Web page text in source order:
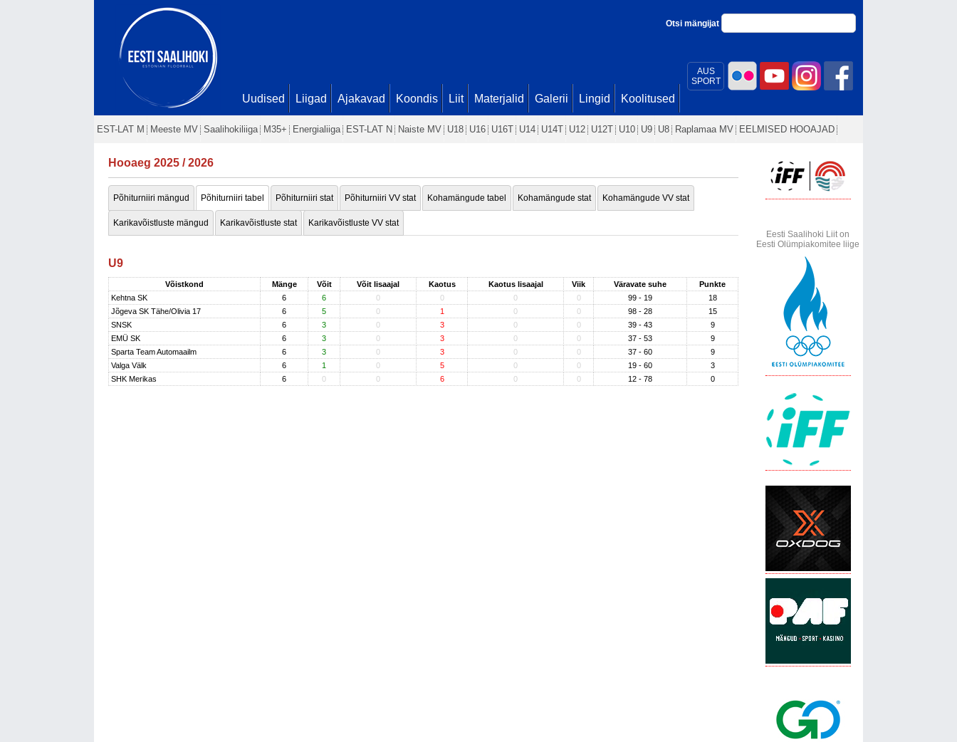
AUS
SPORT
Otsi mängijat
Uudised Liigad Ajakavad Koondis Liit Materjalid Galerii Lingid Koolitused
EST-LAT M Meeste MV Saalihokiliiga M35+ Energialiiga EST-LAT N Naiste MV U18 U16 U16T U14 U14T U12 U12T U10 U9 U8 Raplamaa MV EELMISED HOOAJAD
Hooaeg 2025 / 2026
Põhiturniiri mängud Põhiturniiri tabel Põhiturniiri stat Põhiturniiri VV stat Kohamängude tabel Kohamängude stat Kohamängude VV stat
Karikavõistluste mängud Karikavõistluste stat Karikavõistluste VV stat
U9
Võistkond Mänge Võit Võit lisaajal Kaotus Kaotus lisaajal Viik Väravate suhe
Punkte
Kehtna SK
6 6 0 0 0 0 99 - 19
18
Jõgeva SK Tähe/Olivia 17
6 5 0 1 0 0 98 - 28
15
SNSK
6 3 0 3 0 0 39 - 43
9
EMÜ SK
6 3 0 3 0 0 37 - 53
9
Sparta Team Automaailm
6 3 0 3 0 0 37 - 60
9
Valga Välk
6 1 0 5 0 0 19 - 60
3
SHK Merikas
6 0 0 6 0 0 12 - 78 0
Eesti Saalihoki Liit on
Eesti Olümpiakomitee liige